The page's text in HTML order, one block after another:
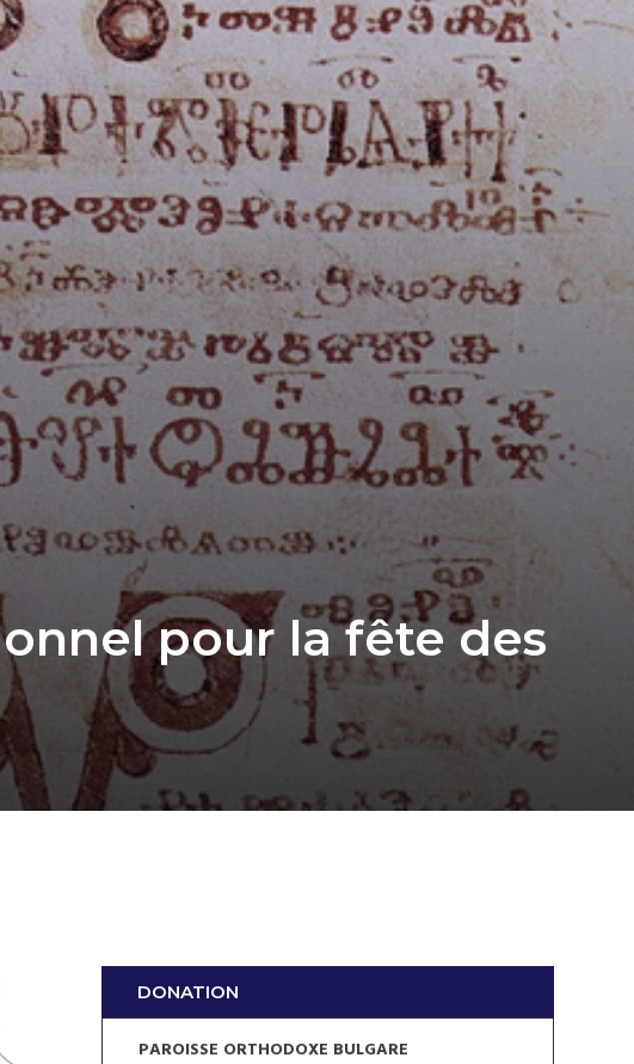
pour la fête des
DONATION
PAROISSE ORTHODOXE BULGARE